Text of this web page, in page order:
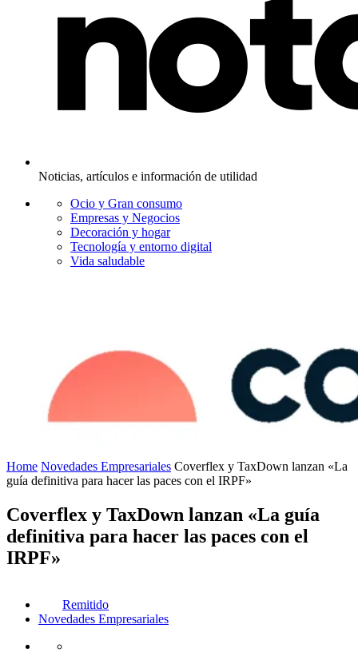
Noticias, artículos e información de utilidad
Ocio y Gran consumo
Empresas y Negocios
Decoración y hogar
Tecnología y entorno digital
Vida saludable
Home Novedades Empresariales Coverflex y TaxDown lanzan «La
guía definitiva para hacer las paces con el IRPF»
Coverflex y TaxDown lanzan «La guía
definitiva para hacer las paces con el
IRPF»
Remitido
Novedades Empresariales